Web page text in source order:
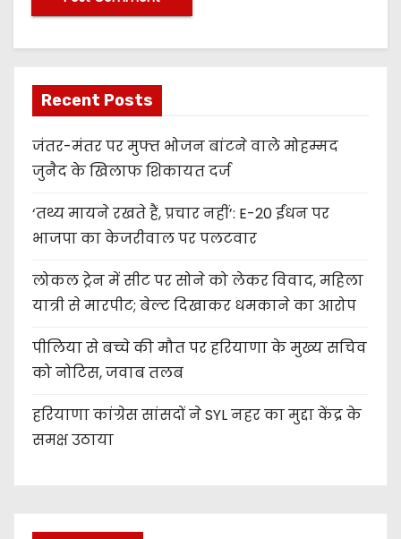
Recent Posts
जंतर-मंतर पर मुफ्त भोजन बांटने वाले मोहम्मद
जुनैद के खिलाफ शिकायत दर्ज
‘तथ्य मायने रखते हैं, प्रचार नहीं’: E-20 ईंधन पर
भाजपा का केजरीवाल पर पलटवार
लोकल ट्रेन में सीट पर सोने को लेकर विवाद, महिला
यात्री से मारपीट; बेल्ट दिखाकर धमकाने का आरोप
पीलिया से बच्चे की मौत पर हरियाणा के मुख्य सचिव
को नोटिस, जवाब तलब
हरियाणा कांग्रेस सांसदों ने SYL नहर का मुद्दा केंद्र के
समक्ष उठाया